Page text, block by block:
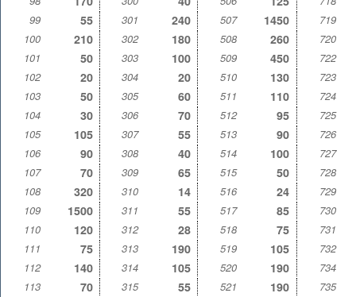
99
55 301 240 507 1450
719
100
210 302 180 508 260
720
101
50 303 100 509 450
722
102
20 304 20 510 130
723
103
50 305 60 511 110
724
104
30 306 70 512 95
725
105
105 307 55 513 90
726
106
90 308 40 514 100
727
107
70 309 65 515 50
728
108
320 310 14 516 24
729
109
1500 311 55 517 85
730
110
120 312 28 518 75
731
111
75 313 190 519 105
732
112
140 314 105 520 190
734
113
70 315 55 521 190
735